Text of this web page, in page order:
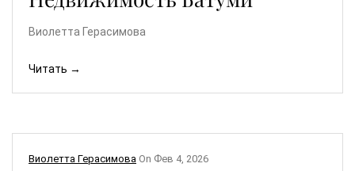
Виолетта Герасимова
Читать →
Виолетта Герасимова On Фев 4, 2026